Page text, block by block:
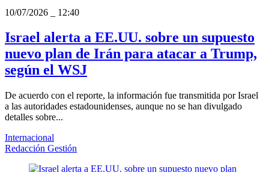
10/07/2026
12:40
Israel alerta a EE.UU. sobre un supuesto
nuevo plan de Irán para atacar a Trump,
según el WSJ
De acuerdo con el reporte, la información fue transmitida por Israel
a las autoridades estadounidenses, aunque no se han divulgado
detalles sobre...
Internacional
Redacción Gestión